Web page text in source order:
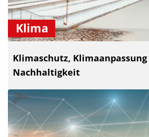
Klima
Klimaschutz,
Nachhaltigkeit